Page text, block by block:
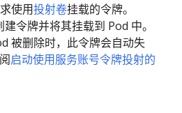
使用投射卷挂载的令牌。
令牌并将其挂载到 Pod 中。
被删除时，此令牌会自动失
启动使用服务账号令牌投射的